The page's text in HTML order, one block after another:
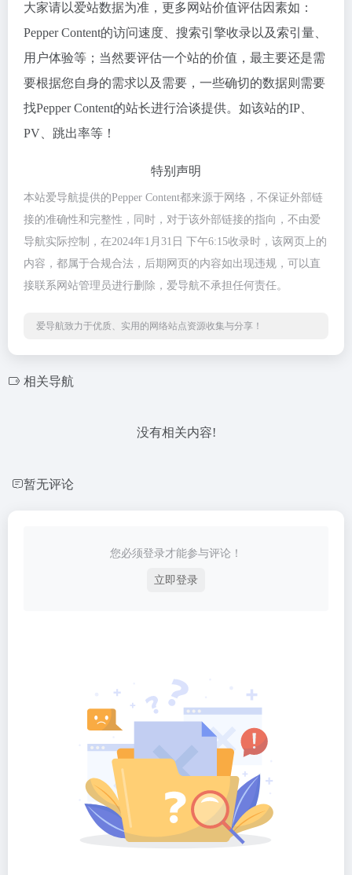
大家请以爱站数据为准，更多网站价值评估因素如：
Pepper Content的访问速度、搜索引擎收录以及索引量、
用户体验等；当然要评估一个站的价值，最主要还是需
要根据您自身的需求以及需要，一些确切的数据则需要
找Pepper Content的站长进行洽谈提供。如该站的IP、
PV、跳出率等！
特别声明
本站爱导航提供的Pepper Content都来源于网络，不保证外部链
接的准确性和完整性，同时，对于该外部链接的指向，不由爱
导航实际控制，在2024年1月31日 下午6:15收录时，该网页上的
内容，都属于合规合法，后期网页的内容如出现违规，可以直
接联系网站管理员进行删除，爱导航不承担任何责任。
爱导航致力于优质、实用的网络站点资源收集与分享！
相关导航
没有相关内容!
暂无评论
您必须登录才能参与评论！
立即登录